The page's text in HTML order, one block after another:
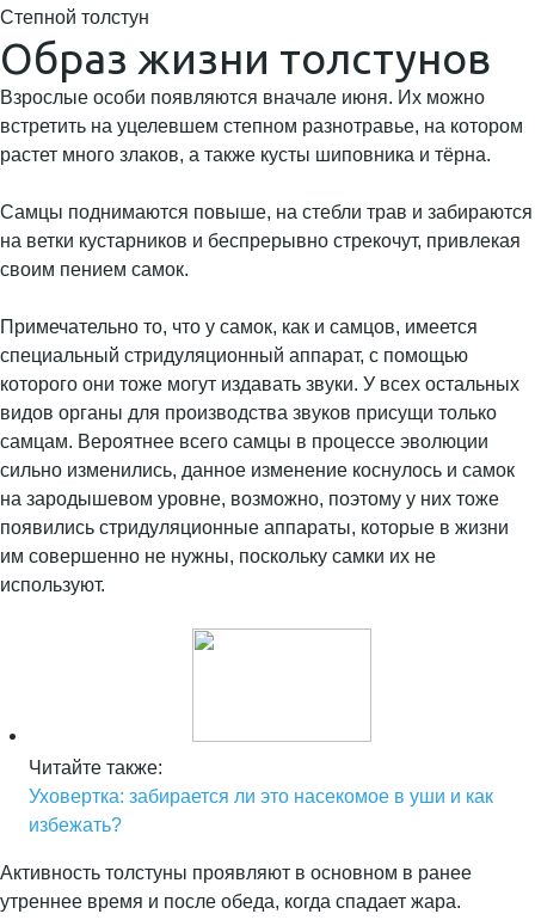
Степной толстун
Образ жизни толстунов
Взрослые особи появляются вначале июня. Их можно
встретить на уцелевшем степном разнотравье, на котором
растет много злаков, а также кусты шиповника и тёрна.
Самцы поднимаются повыше, на стебли трав и забираются
на ветки кустарников и беспрерывно стрекочут, привлекая
своим пением самок.
Примечательно то, что у самок, как и самцов, имеется
специальный стридуляционный аппарат, с помощью
которого они тоже могут издавать звуки. У всех остальных
видов органы для производства звуков присущи только
самцам. Вероятнее всего самцы в процессе эволюции
сильно изменились, данное изменение коснулось и самок
на зародышевом уровне, возможно, поэтому у них тоже
появились стридуляционные аппараты, которые в жизни
им совершенно не нужны, поскольку самки их не
используют.
Читайте также:
Уховертка: забирается ли это насекомое в уши и как
избежать?
Активность толстуны проявляют в основном в ранее
утреннее время и после обеда, когда спадает жара.